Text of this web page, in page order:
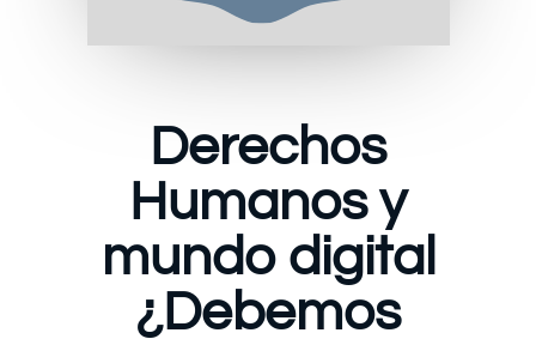
Derechos
Humanos y
mundo digital
¿Debemos